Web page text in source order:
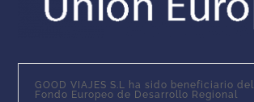
GOOD VIAJES S.L ha sido beneficiario del
Fondo Europeo de Desarrollo Regional